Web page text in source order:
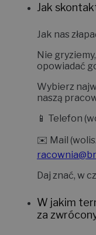
Jak
Jak nas
Nie
opowiadać
Wybierz
naszą
📱 Telefon
✉️ Mail
Daj znać, w
W jakim
za